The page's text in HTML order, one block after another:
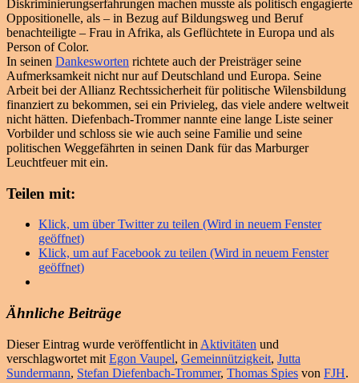
Diskriminierungserfahrungen machen musste als politisch engagierte
Oppositionelle, als – in Bezug auf Bildungsweg und Beruf
benachteiligte – Frau in Afrika, als Geflüchtete in Europa und als
Person of Color.
In seinen Dankesworten richtete auch der Preisträger seine
Aufmerksamkeit nicht nur auf Deutschland und Europa. Seine
Arbeit bei der Allianz Rechtssicherheit für politische Wilensbildung
finanziert zu bekommen, sei ein Privieleg, das viele andere weltweit
nicht hätten. Diefenbach-Trommer nannte eine lange Liste seiner
Vorbilder und schloss sie wie auch seine Familie und seine
politischen Weggefährten in seinen Dank für das Marburger
Leuchtfeuer mit ein.
Teilen mit:
Klick, um über Twitter zu teilen (Wird in neuem Fenster
geöffnet)
Klick, um auf Facebook zu teilen (Wird in neuem Fenster
geöffnet)
Ähnliche Beiträge
Dieser Eintrag wurde veröffentlicht in Aktivitäten und
verschlagwortet mit Egon Vaupel, Gemeinnützigkeit, Jutta
Sundermann, Stefan Diefenbach-Trommer, Thomas Spies von FJH.